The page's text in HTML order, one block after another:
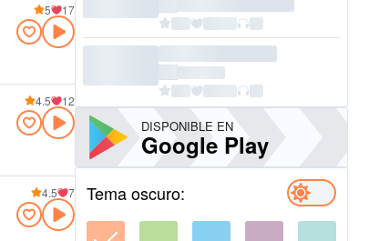
5 17
4.5 12
4.5 7
DISPONIBLE EN
Google Play
Tema oscuro: